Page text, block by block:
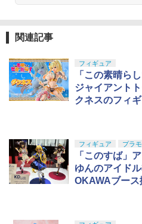
関連記事
フィギュア
「この素晴ら
ジャイアント
クネスのフィ
フィギュア プラ
「このすば」
ゆんのアイド
OKAWAブース